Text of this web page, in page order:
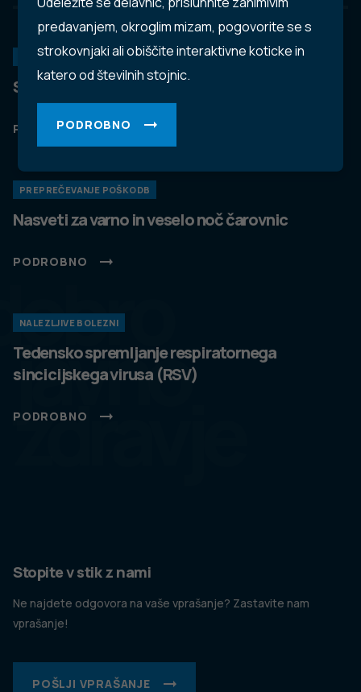
predavanjem, okroglim mizam, pogovorite se s
strokovnjaki ali obiščite interaktivne koticke in
katero od številnih stojnic.
PODROBNO
javno
zdravje
KORONAVIRUS
Spremljanje okužb s SARS-CoV-2 (covid-19)
PODROBNO
PREPREČEVANJE POŠKODB
Nasveti za varno in veselo noč čarovnic
PODROBNO
NALEZLJIVE BOLEZNI
Tedensko spremljanje respiratornega
sincicijskega virusa (RSV)
PODROBNO
Stopite v stik z nami
Ne najdete odgovora na vaše vprašanje? Zastavite nam
vprašanje!
POŠLJI VPRAŠANJE